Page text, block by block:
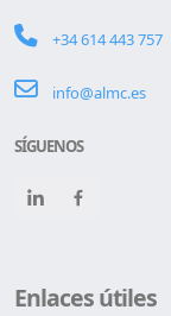
+34 614 443 757
info@almc.es
SÍGUENOS
Enlaces útiles